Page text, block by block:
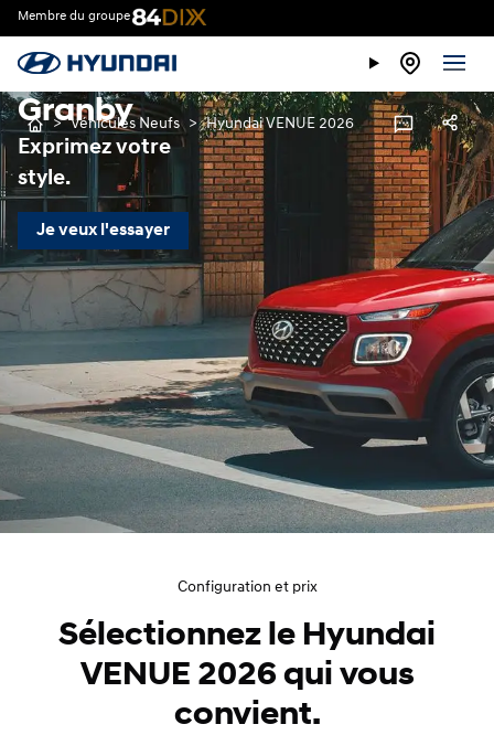
Membre du groupe
> Véhicules Neufs > Hyundai VENUE 2026
2026
à vendre à
Granby
Exprimez votre
style.
Je veux l'essayer
Configuration et prix
Sélectionnez le Hyundai
VENUE 2026 qui vous
convient.